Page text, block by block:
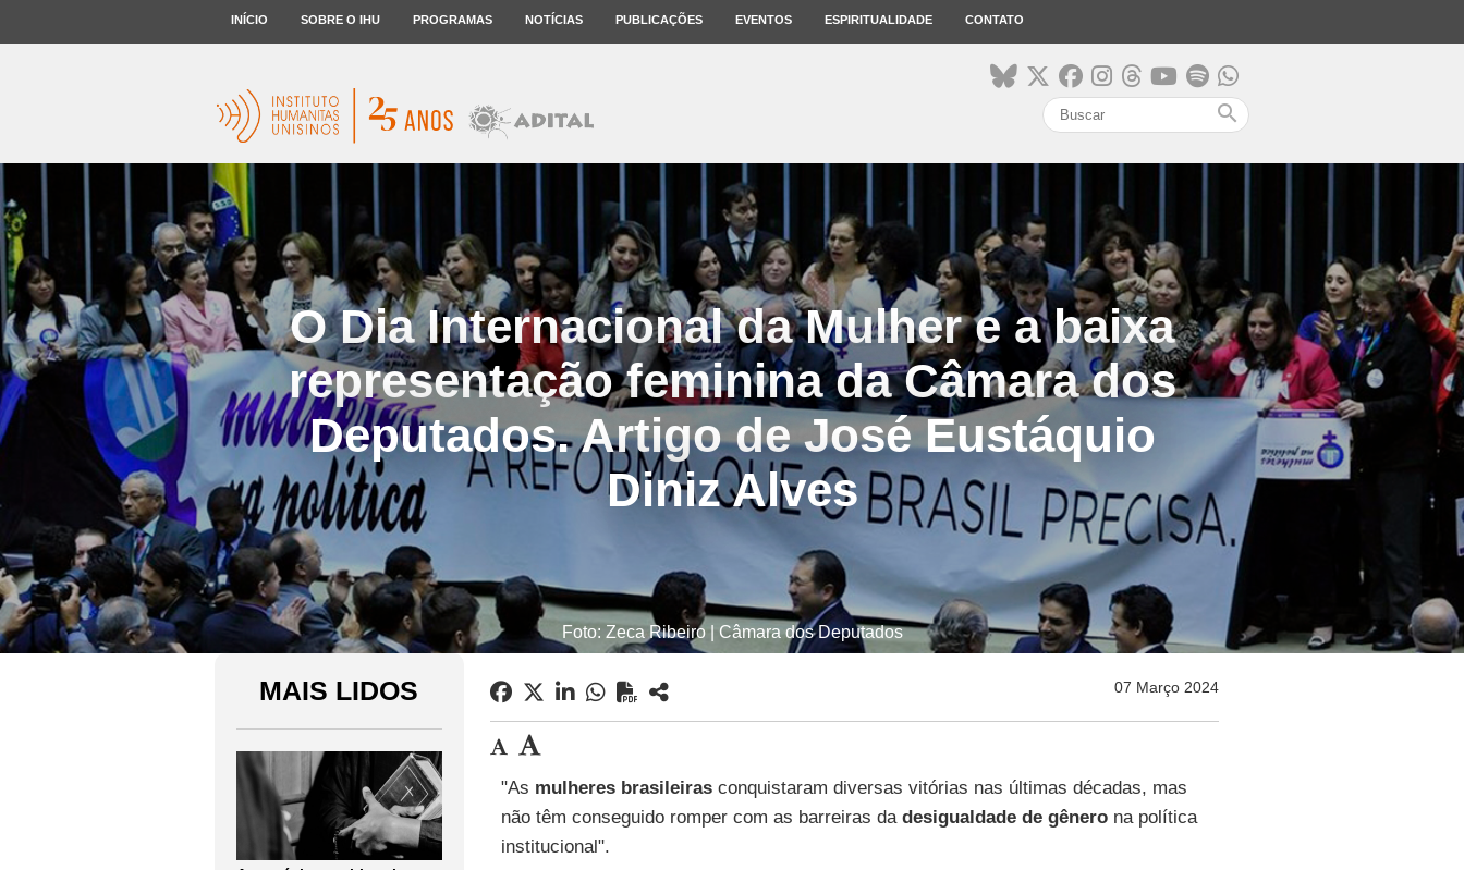
INÍCIO SOBRE O IHU PROGRAMAS NOTÍCIAS PUBLICAÇÕES EVENTOS ESPIRITUALIDADE CONTATO
search
O Dia Internacional da Mulher e a baixa
representação feminina da Câmara dos
Deputados. Artigo de José Eustáquio
Diniz Alves
Foto: Zeca Ribeiro | Câmara dos Deputados
MAIS LIDOS 07 Março 2024
"As mulheres brasileirasconquistaram diversas vitórias nas últimas décadas, mas
não têm conseguido romper com as barreiras da desigualdade de gênerona política
institucional".